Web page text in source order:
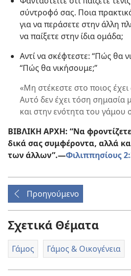
σύντροφό σας. Ποια
για να περάσετε στην άλλη
να παίξετε στην ίδια ομάδα;
Αντί να σκέφτεστε: “Πώς θα
“Πώς θα νικήσουμε;”
«Μη στέκεστε στο ποιος έχει
Αυτό δεν έχει τόση σημασία
και στην ενότητα του γάμου
ΒΙΒΛΙΚΗ ΑΡΧΗ: “Να
δικά σας συμφέροντα, αλλά
των άλλων”.​—Φιλιππησίους
Προηγούμενο
Σχετικά Θέματα
Γάμος Γάμος & Οικογένεια